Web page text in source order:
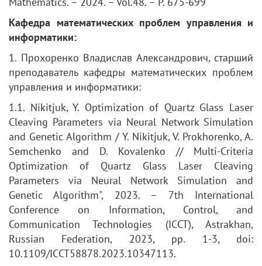
Кафедра математических проблем управления и
информатики:
1. Прохоренко Владислав Александрович, старший
преподаватель кафедры математических проблем
управления и информатики:
1.1. Nikitjuk, Y. Optimization of Quartz Glass Laser
Cleaving Parameters via Neural Network Simulation
and Genetic Algorithm / Y. Nikitjuk, V. Prokhorenko, A.
Semchenko and D. Kovalenko // Multi-Criteria
Optimization of Quartz Glass Laser Cleaving
Parameters via Neural Network Simulation and
Genetic Algorithm", 2023. – 7th International
Conference on Information, Control, and
Communication Technologies (ICCT), Astrakhan,
Russian Federation, 2023, pp. 1-3, doi:
10.1109/ICCT58878.2023.10347113.